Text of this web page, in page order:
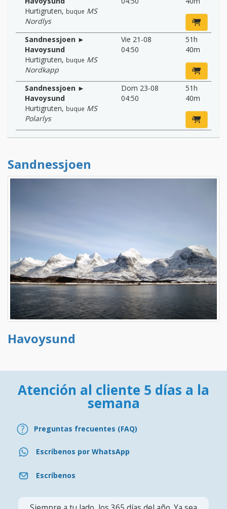
Hurtigruten, buque MS
Nordlys
Sandnessjoen ►
Havoysund
Hurtigruten, buque MS
Nordkapp
Vie 21-08
04:50
51h
40m
Sandnessjoen ►
Havoysund
Hurtigruten, buque MS
Polarlys
Dom 23-08
04:50
51h
40m
Sandnessjoen
Havoysund
Atención al cliente 5 días a la
semana
Preguntas frecuentes (FAQ)
Escríbenos por WhatsApp
Escríbenos